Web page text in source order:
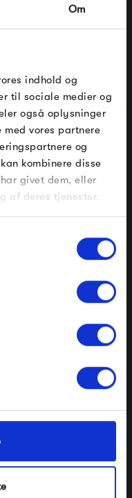
Om
indhold og
til sociale medier og
også oplysninger
med vores partnere
og
kombinere disse
givet dem, eller
af deres tjenester.
Fatboy
kategori
Fatboy Buggle-Up
2 909,00 kr
ORDRE
til dig på
at indløse
File Under
e-